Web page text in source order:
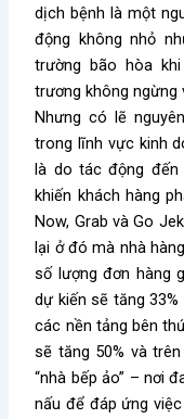
dịch bệnh là một
động không nhỏ
trường bão hòa
trương không ngừng
Nhưng có lẽ
trong lĩnh vực kinh
là do tác động
khiến khách hàng
Now, Grab và Go
lại ở đó mà nhà
số lượng đơn hàng
dự kiến sẽ tăng
các nền tảng bên
sẽ tăng 50% và
“nhà bếp ảo” – nơi
nấu để đáp ứng